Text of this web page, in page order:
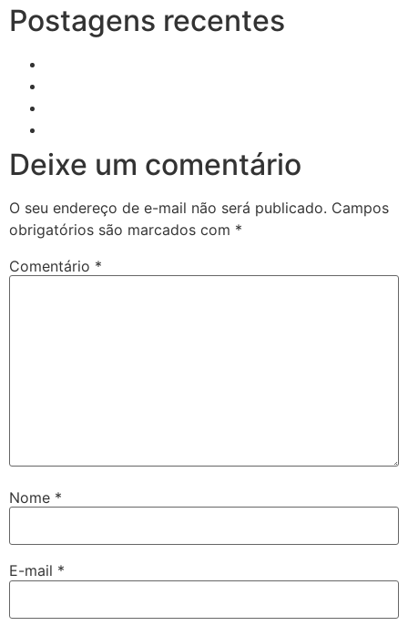
Postagens recentes
Deixe um comentário
O seu endereço de e-mail não será publicado. Campos
obrigatórios são marcados com *
Comentário *
Nome *
E-mail *